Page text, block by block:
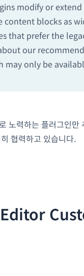
modify or
blocks as
that prefer the
our
may only be
노력하는 플러그인
협력하고 있습니다.
Editor